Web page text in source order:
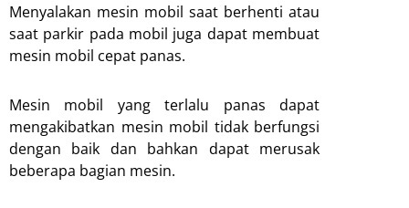
Menyalakan mesin mobil saat berhenti atau
saat parkir pada mobil juga dapat membuat
mesin mobil cepat panas.
Mesin mobil yang terlalu panas dapat
mengakibatkan mesin mobil tidak berfungsi
dengan baik dan bahkan dapat merusak
beberapa bagian mesin.